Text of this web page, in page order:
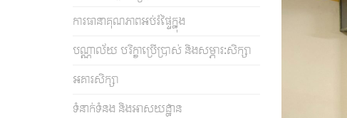
ការធានាគុណភាពអប់រំផ្ទៃក្នុង
បណ្ណាល័យ បរិក្ខាប្រើប្រាស់ និងសម្ភារៈសិក្សា
អគារសិក្សា
ទំនាក់ទំនង និងអាសយដ្ឋាន